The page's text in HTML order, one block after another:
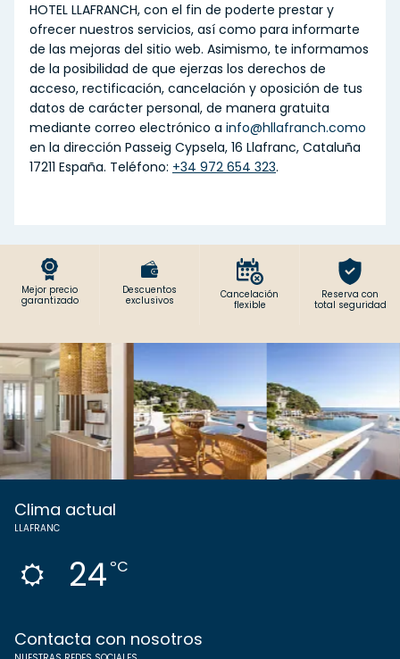
HOTEL LLAFRANCH, con el fin de poderte prestar y
ofrecer nuestros servicios, así como para informarte
de las mejoras del sitio web. Asimismo, te informamos
de la posibilidad de que ejerzas los derechos de
acceso, rectificación, cancelación y oposición de tus
datos de carácter personal, de manera gratuita
mediante correo electrónico a info@hllafranch.como
en la dirección Passeig Cypsela, 16 Llafranc, Cataluña
17211 España. Teléfono: +34 972 654 323.
Mejor precio
garantizado
Descuentos
exclusivos
Cancelación
flexible
Reserva con
total seguridad
Clima actual
LLAFRANC
24ºC
Contacta con nosotros